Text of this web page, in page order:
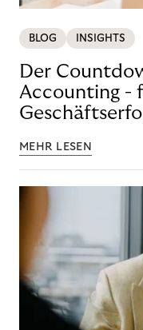
BLOG INSIGHTS
Der
Accounting -
MEHR LESEN